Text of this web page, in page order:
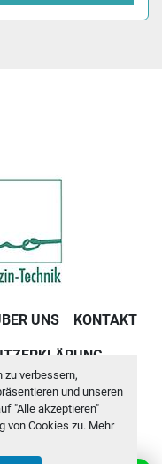
zu verbessern,
und unseren
"Alle akzeptieren"
von Cookies zu. Mehr
UNS KONTAKT